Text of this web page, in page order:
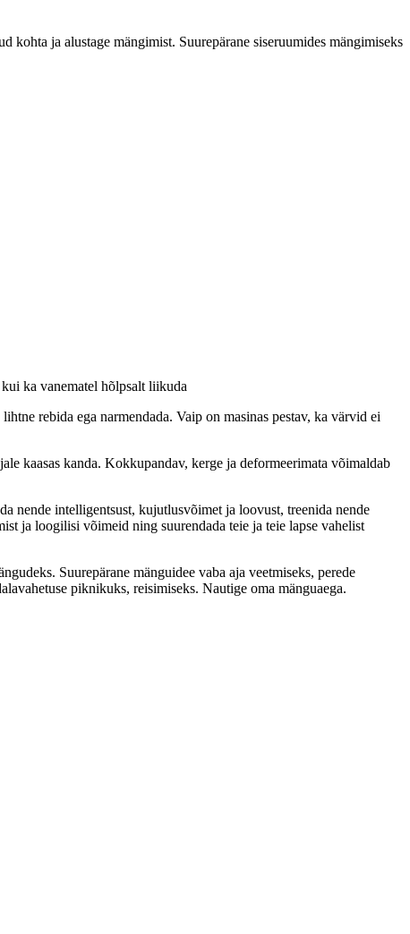
kohta ja alustage mängimist. Suurepärane siseruumides mängimiseks
ka vanematel hõlpsalt liikuda
rebida ega narmendada. Vaip on masinas pestav, ka värvid ei
kaasas kanda. Kokkupandav, kerge ja deformeerimata võimaldab
nende intelligentsust, kujutlusvõimet ja loovust, treenida nende
ja loogilisi võimeid ning suurendada teie ja teie lapse vahelist
Suurepärane mänguidee vaba aja veetmiseks, perede
piknikuks, reisimiseks. Nautige oma mänguaega.